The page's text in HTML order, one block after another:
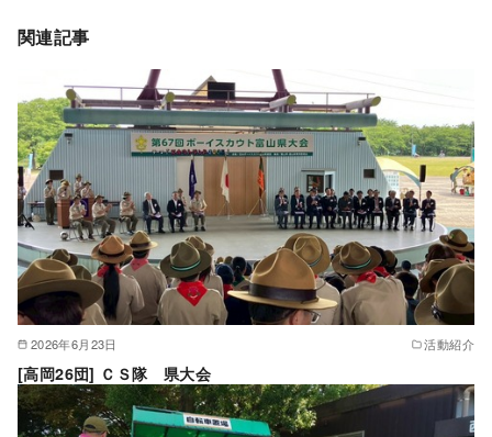
関連記事
2026年6月23日 活動紹介
[高岡26団] ＣＳ隊 県大会